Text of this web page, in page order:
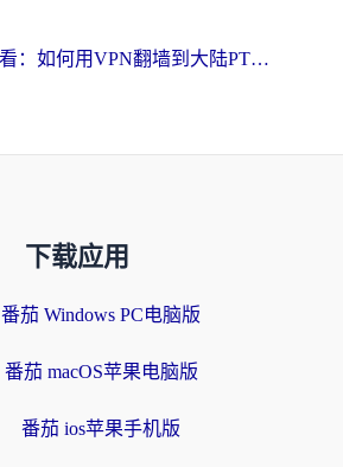
海外党必看：如何用VPN翻墙到大陆PTT？一篇解决你所有回国加速痛点
下载应用
番茄 Windows PC电脑版
番茄 macOS苹果电脑版
番茄 ios苹果手机版